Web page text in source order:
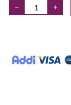
＋
－